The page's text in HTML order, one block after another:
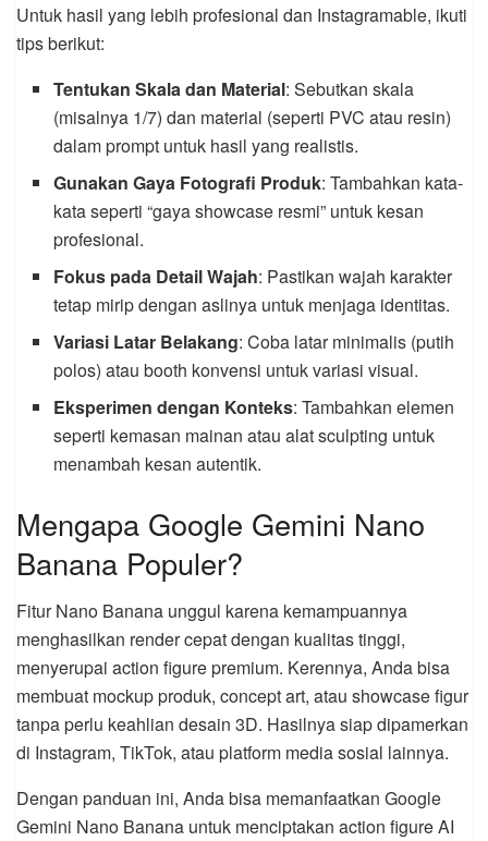
Untuk hasil yang lebih profesional dan Instagramable, ikuti
tips berikut:
Tentukan Skala dan Material: Sebutkan skala
(misalnya 1/7) dan material (seperti PVC atau resin)
dalam prompt untuk hasil yang realistis.
Gunakan Gaya Fotografi Produk: Tambahkan kata-
kata seperti “gaya showcase resmi” untuk kesan
profesional.
Fokus pada Detail Wajah: Pastikan wajah karakter
tetap mirip dengan aslinya untuk menjaga identitas.
Variasi Latar Belakang: Coba latar minimalis (putih
polos) atau booth konvensi untuk variasi visual.
Eksperimen dengan Konteks: Tambahkan elemen
seperti kemasan mainan atau alat sculpting untuk
menambah kesan autentik.
Mengapa Google Gemini Nano
Banana Populer?
Fitur Nano Banana unggul karena kemampuannya
menghasilkan render cepat dengan kualitas tinggi,
menyerupai action figure premium. Kerennya, Anda bisa
membuat mockup produk, concept art, atau showcase figur
tanpa perlu keahlian desain 3D. Hasilnya siap dipamerkan
di Instagram, TikTok, atau platform media sosial lainnya.
Dengan panduan ini, Anda bisa memanfaatkan Google
Gemini Nano Banana untuk menciptakan action figure AI